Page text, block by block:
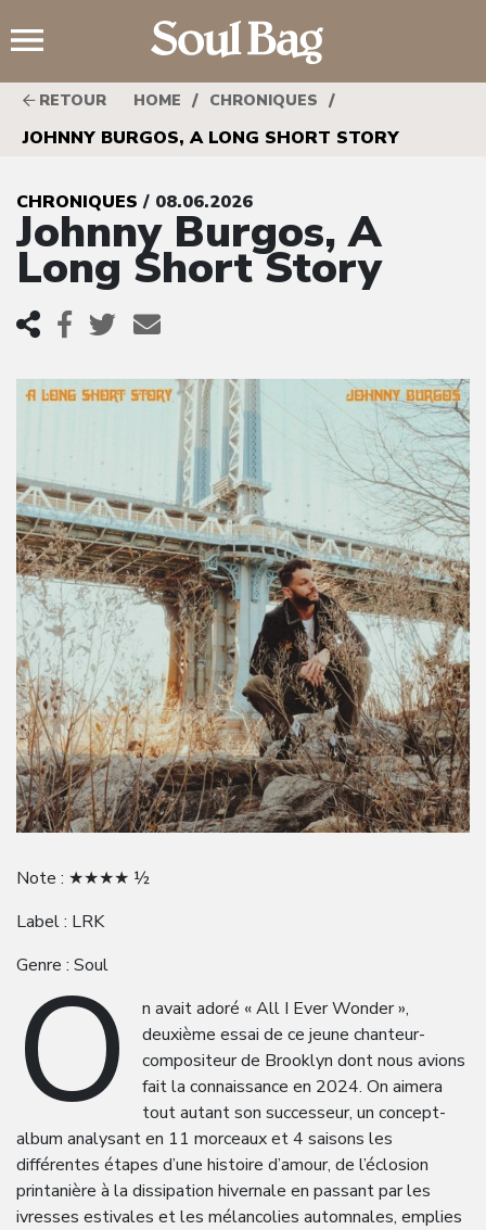
RETOUR HOME / CHRONIQUES /
JOHNNY BURGOS, A LONG SHORT STORY
CHRONIQUES / 08.06.2026
Johnny Burgos, A
Long Short Story
Note : ★★★★ ½
Label : LRK
Genre : Soul
O
n avait adoré « All I Ever Wonder »,
deuxième essai de ce jeune chanteur-
compositeur de Brooklyn dont nous avions
fait la connaissance en 2024. On aimera
tout autant son successeur, un concept-
album analysant en 11 morceaux et 4 saisons les
différentes étapes d’une histoire d’amour, de l’éclosion
printanière à la dissipation hivernale en passant par les
ivresses estivales et les mélancolies automnales, emplies